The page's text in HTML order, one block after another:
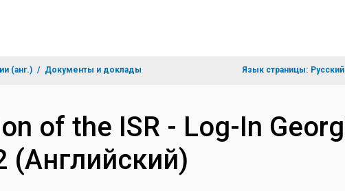
(анг.) Документы и доклады Язык страницы: Русский
of the ISR - Log-In
(Английский)